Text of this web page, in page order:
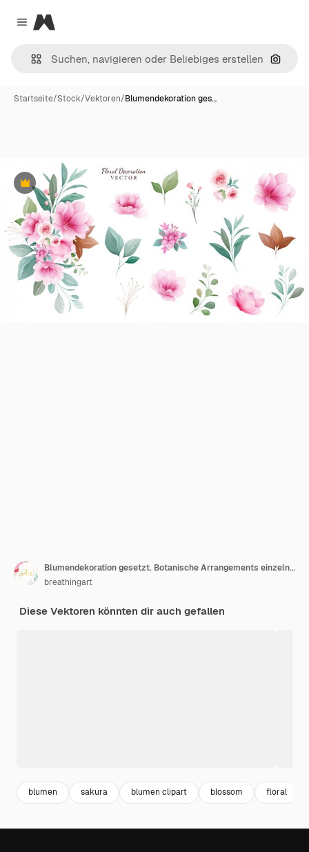
Close menu
Magnific
Nach
Startseite/Stock/Vektoren/Blumendekoration ges…
Premium
Blumendekoration gesetzt. Botanische Arrangements einzelne Elemente von rosa und lila Blüten, Blatt, Zweig.
breathingart
Diese Vektoren könnten dir auch gefallen
blumen sakura blumen clipart blossom floral